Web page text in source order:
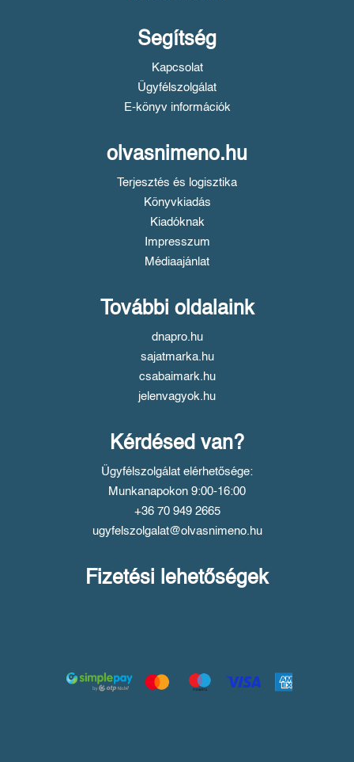
Segítség
Kapcsolat
Ügyfélszolgálat
E-könyv információk
olvasnimeno.hu
Terjesztés és logisztika
Könyvkiadás
Kiadóknak
Impresszum
Médiaajánlat
További oldalaink
dnapro.hu
sajatmarka.hu
csabaimark.hu
jelenvagyok.hu
Kérdésed van?
Ügyfélszolgálat elérhetősége:
Munkanapokon 9:00-16:00
+36 70 949 2665
ugyfelszolgalat@olvasnimeno.hu
Fizetési lehetőségek